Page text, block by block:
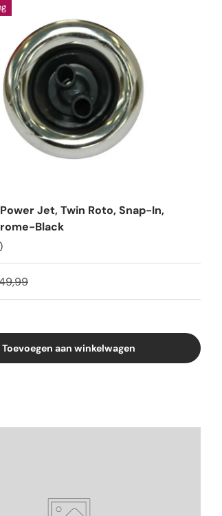
Jet, Twin Roto, Snap-In,
Black
Toevoegen aan winkelwagen